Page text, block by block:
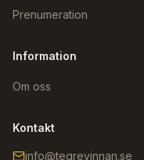
Prenumeration
Information
Om oss
Kontakt
info@tegrevinnan.se